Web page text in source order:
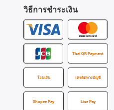
วิธีการชำระเงิน
Thai QR Payment
โอนเงิน เครดิตทางบัญชี
Shopee Pay Line Pay